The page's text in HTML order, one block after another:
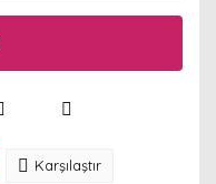
Karşılaştır